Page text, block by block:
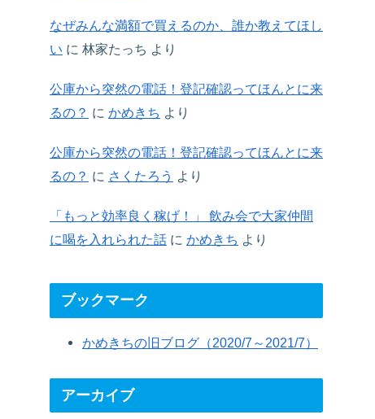
なぜみんな満額で買えるのか、誰か教えてほし
い に 林家たっち より
公庫から突然の電話！登記確認ってほんとに来
るの？ に かめきち より
公庫から突然の電話！登記確認ってほんとに来
るの？ に さくたろう より
「もっと効率良く稼げ！」 飲み会で大家仲間
に喝を入れられた話 に かめきち より
ブックマーク
かめきちの旧ブログ（2020/7～2021/7）
アーカイブ